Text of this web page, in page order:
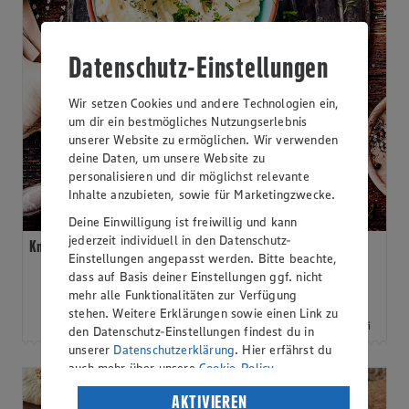
Knoblauchbutter
10min Leicht Glutenfrei
Datenschutz-Einstellungen
Wir setzen Cookies und andere Technologien ein,
um dir ein bestmögliches Nutzungserlebnis
unserer Website zu ermöglichen. Wir verwenden
deine Daten, um unsere Website zu
personalisieren und dir möglichst relevante
Inhalte anzubieten, sowie für Marketingzwecke.
Deine Einwilligung ist freiwillig und kann
jederzeit individuell in den Datenschutz-
Einstellungen angepasst werden. Bitte beachte,
dass auf Basis deiner Einstellungen ggf. nicht
mehr alle Funktionalitäten zur Verfügung
stehen. Weitere Erklärungen sowie einen Link zu
den Datenschutz-Einstellungen findest du in
unserer Datenschutzerklärung. Hier erfährst du
auch mehr über unsere Cookie-Policy.
Verarbeitung deiner personenbezogenen Daten
AKTIVIEREN